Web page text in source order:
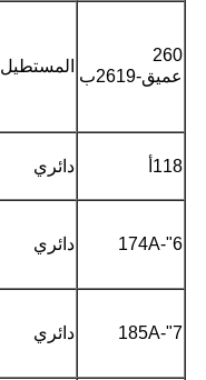
260
عميق-2619ب
المستطيل
118أ دائري
6"-174A دائري
7"-185A دائري